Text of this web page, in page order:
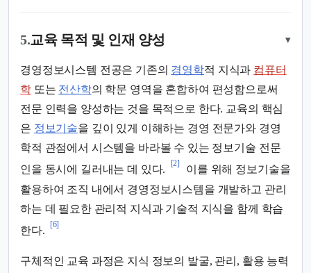
5.교육 목적 및 인재 양성 ▾
경영정보시스템 전공은 기존의 경영학적 지식과 컴퓨터
학또는 전산학의 학문 영역을 혼합하여 편성함으로써
전문 인력을 양성하는 것을 목적으로 한다. 교육의 핵심
은 정보기술을 깊이 있게 이해하는 경영 전문가와 경영
학적 관점에서 시스템을 바라볼 수 있는 정보기술 전문
인을 동시에 길러내는 데 있다.
[2]
이를 위해 정보기술을
활용하여 조직 내에서 경영정보시스템을 개발하고 관리
하는 데 필요한 관리적 지식과 기술적 지식을 함께 학습
한다.
[6]
구체적인 교육 과정은 지식 정보의 발굴, 관리, 활용 능력